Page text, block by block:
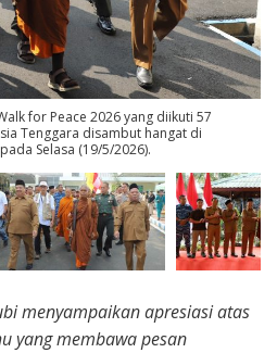
for Peace 2026 yang diikuti 57
Tenggara disambut hangat di
Selasa (19/5/2026).
menyampaikan apresiasi atas
yang membawa pesan